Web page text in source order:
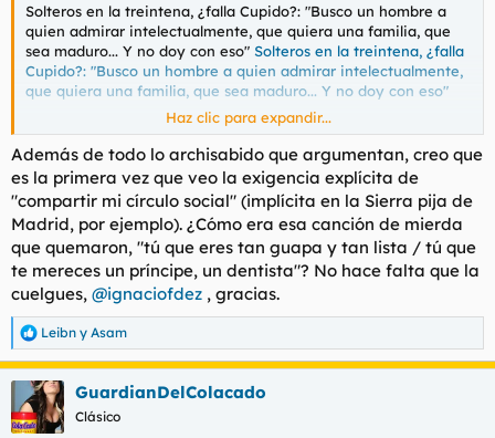
Solteros en la treintena, ¿falla Cupido?: "Busco un hombre a
quien admirar intelectualmente, que quiera una familia, que
sea maduro... Y no doy con eso" Solteros en la treintena, ¿falla
Cupido?: "Busco un hombre a quien admirar intelectualmente,
que quiera una familia, que sea maduro... Y no doy con eso"
Ver el archivos adjunto 215258Ver el archivos adjunto 215259
Muahahahahsjsjs
Haz clic para expandir...
Además de todo lo archisabido que argumentan, creo que
es la primera vez que veo la exigencia explícita de
"compartir mi círculo social" (implícita en la Sierra pija de
Madrid, por ejemplo). ¿Cómo era esa canción de mierda
que quemaron, "tú que eres tan guapa y tan lista / tú que
te mereces un príncipe, un dentista"? No hace falta que la
cuelgues, @ignaciofdez , gracias.
R
e
c
i
Leibn y Asam
GuardianDelColacado
Clásico